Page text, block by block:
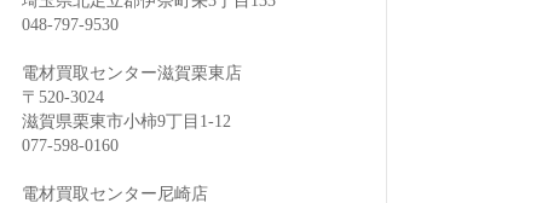
048-797-9530
電材買取センター滋賀栗東店
〒520-3024
滋賀県栗東市小柿9丁目1-12
077-598-0160
電材買取センター尼崎店